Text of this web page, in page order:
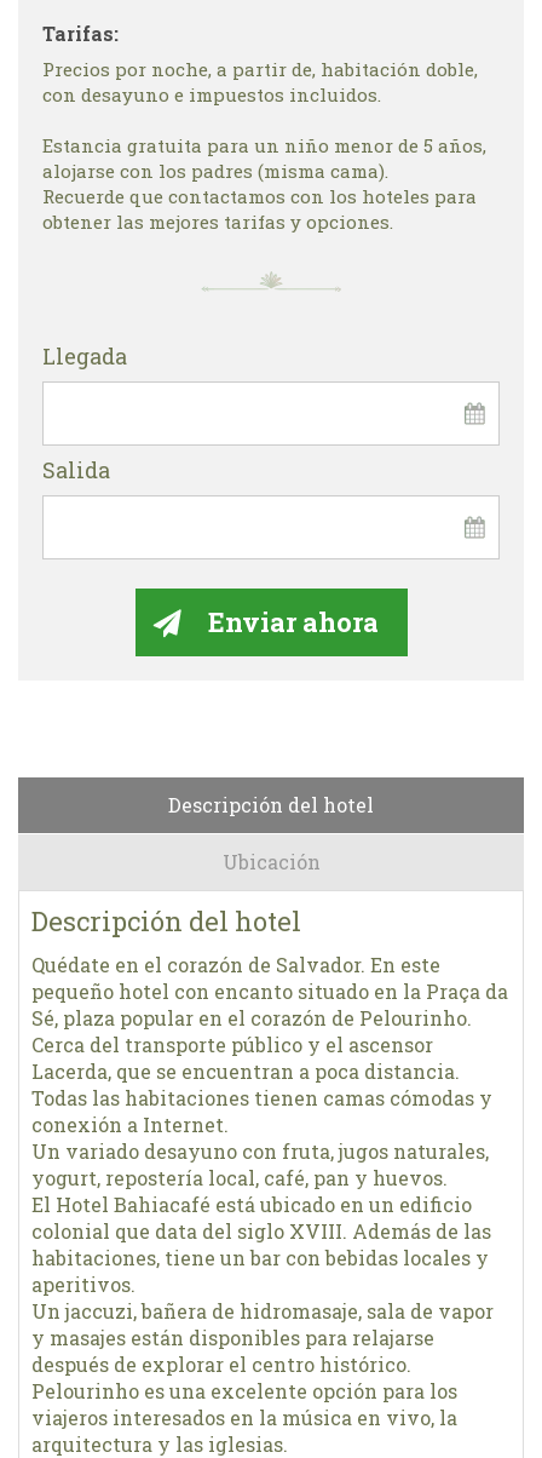
Tarifas:
Precios por noche, a partir de, habitación doble,
con desayuno e impuestos incluidos.
Estancia gratuita para un niño menor de 5 años,
alojarse con los padres (misma cama).
Recuerde que contactamos con los hoteles para
obtener las mejores tarifas y opciones.
Llegada
Salida
Descripción del hotel
Ubicación
Descripción del hotel
Quédate en el corazón de Salvador. En este
pequeño hotel con encanto situado en la Praça da
Sé, plaza popular en el corazón de Pelourinho.
Cerca del transporte público y el ascensor
Lacerda, que se encuentran a poca distancia.
Todas las habitaciones tienen camas cómodas y
conexión a Internet.
Un variado desayuno con fruta, jugos naturales,
yogurt, repostería local, café, pan y huevos.
El Hotel Bahiacafé está ubicado en un edificio
colonial que data del siglo XVIII. Además de las
habitaciones, tiene un bar con bebidas locales y
aperitivos.
Un jaccuzi, bañera de hidromasaje, sala de vapor
y masajes están disponibles para relajarse
después de explorar el centro histórico.
Pelourinho es una excelente opción para los
viajeros interesados en la música en vivo, la
arquitectura y las iglesias.